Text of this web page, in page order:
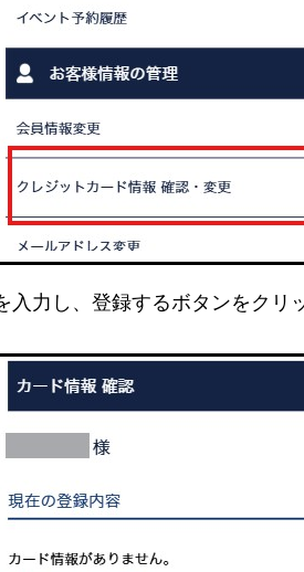
入力し、登録するボタンをクリ